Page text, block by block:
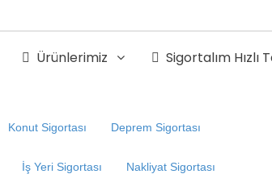
Ürünlerimiz Sigortalım Hızlı
Konut Sigortası Deprem Sigortası
İş Yeri Sigortası Nakliyat Sigortası